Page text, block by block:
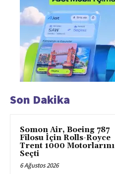
Son Dakika
Somon Air, Boeing 787
Filosu İçin Rolls-Royce
Trent 1000 Motorlarını
Seçti
6 Ağustos 2026